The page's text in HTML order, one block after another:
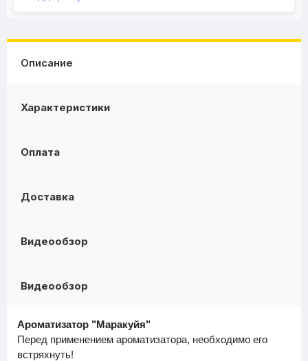
Описание
Характеристики
Оплата
Доставка
Видеообзор
Видеообзор
Ароматизатор "Маракуйя"
Перед применением ароматизатора, необходимо его
встряхнуть!